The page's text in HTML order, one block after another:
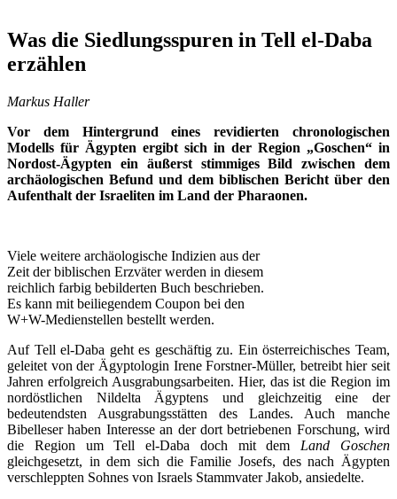
Was die Siedlungsspuren in Tell el-Daba
erzählen
Markus Haller
Vor dem Hintergrund eines revidierten chronologischen
Modells für Ägypten ergibt sich in der Region „Goschen“ in
Nordost-Ägypten ein äußerst stimmiges Bild zwischen dem
archäologischen Befund und dem biblischen Bericht über den
Aufenthalt der Israeliten im Land der Pharaonen.
Viele weitere archäologische Indizien aus der
Zeit der biblischen Erzväter werden in diesem
reichlich farbig bebilderten Buch beschrieben.
Es kann mit beiliegendem Coupon bei den
W+W-Medienstellen bestellt werden.
Auf Tell el-Daba geht es geschäftig zu. Ein österreichisches Team,
geleitet von der Ägyptologin Irene Forstner-Müller, betreibt hier seit
Jahren erfolgreich Ausgrabungsarbeiten. Hier, das ist die Region im
nordöstlichen Nildelta Ägyptens und gleichzeitig eine der
bedeutendsten Ausgrabungsstätten des Landes. Auch manche
Bibelleser haben Interesse an der dort betriebenen Forschung, wird
die Region um Tell el-Daba doch mit dem Land Goschen
gleichgesetzt, in dem sich die Familie Josefs, des nach Ägypten
verschleppten Sohnes von Israels Stammvater Jakob, ansiedelte.